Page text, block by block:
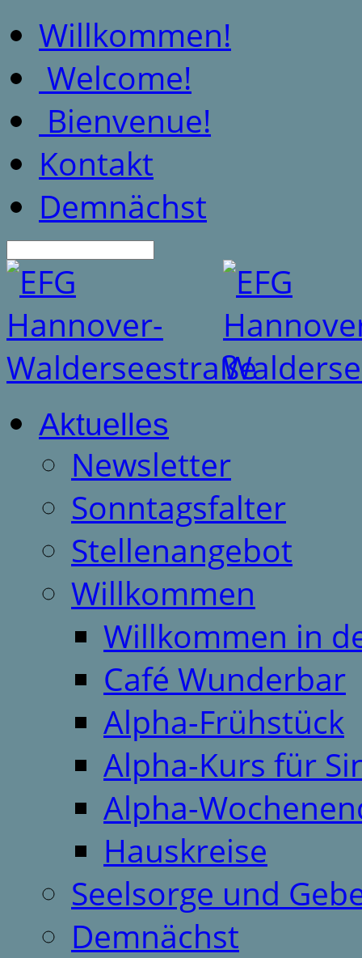
Willkommen!
Welcome!
Bienvenue!
Kontakt
Demnächst
Aktuelles
Newsletter
Sonntagsfalter
Stellenangebot
Willkommen
Willkommen in
Café Wunderbar
Alpha-Frühstück
Alpha-Kurs für
Alpha-
Hauskreise
Seelsorge und
Demnächst